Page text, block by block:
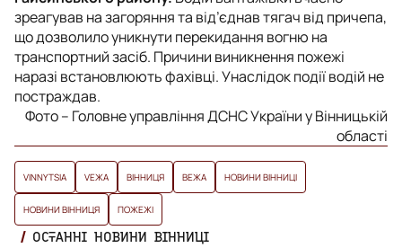
зреагував на загоряння та від’єднав тягач від причепа,
що дозволило уникнути перекидання вогню на
транспортний засіб. Причини виникнення пожежі
наразі встановлюють фахівці. Унаслідок події водій не
постраждав.
Фото – Головне управління ДСНС України у Вінницькій
області
VINNYTSIA VЕЖА ВІННИЦЯ ВЕЖА НОВИНИ ВІННИЦІ
НОВИНИ ВІННИЦЯ ПОЖЕЖІ
ОСТАННІ НОВИНИ ВІННИЦІ